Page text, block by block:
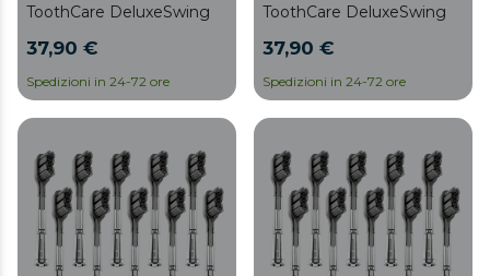
ToothCare DeluxeSwing
37,90 €
Spedizioni in 24-72 ore
ToothCare DeluxeSwing
37,90 €
Spedizioni in 24-72 ore